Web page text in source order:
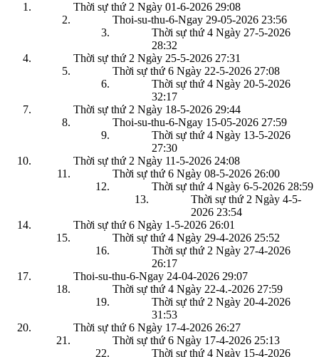
Thời sự thứ 2 Ngày 01-6-2026 29:08
Thoi-su-thu-6-Ngay 29-05-2026 23:56
Thời sự thứ 4 Ngày 27-5-2026
28:32
Thời sự thứ 2 Ngày 25-5-2026 27:31
Thời sự thứ 6 Ngày 22-5-2026 27:08
Thời sự thứ 4 Ngày 20-5-2026
32:17
Thời sự thứ 2 Ngày 18-5-2026 29:44
Thoi-su-thu-6-Ngay 15-05-2026 27:59
Thời sự thứ 4 Ngày 13-5-2026
27:30
Thời sự thứ 2 Ngày 11-5-2026 24:08
Thời sự thứ 6 Ngày 08-5-2026 26:00
Thời sự thứ 4 Ngày 6-5-2026 28:59
Thời sự thứ 2 Ngày 4-5-
2026 23:54
Thời sự thứ 6 Ngày 1-5-2026 26:01
Thời sự thứ 4 Ngày 29-4-2026 25:52
Thời sự thứ 2 Ngày 27-4-2026
26:17
Thoi-su-thu-6-Ngay 24-04-2026 29:07
Thời sự thứ 4 Ngày 22-4.-2026 27:59
Thời sự thứ 2 Ngày 20-4-2026
31:53
Thời sự thứ 6 Ngày 17-4-2026 26:27
Thời sự thứ 6 Ngày 17-4-2026 25:13
Thời sự thứ 4 Ngày 15-4-2026